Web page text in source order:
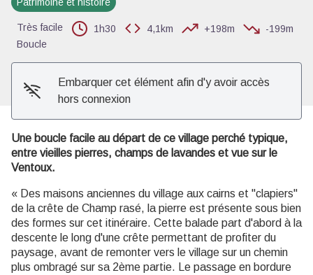
Très facile 1h30 4,1km +198m
-199m
Boucle
Embarquer cet élément afin d'y avoir accès
hors connexion
Une boucle facile au départ de ce village perché typique,
entre vieilles pierres, champs de lavandes et vue sur le
Ventoux.
« Des maisons anciennes du village aux cairns et "clapiers"
de la crête de Champ rasé, la pierre est présente sous bien
des formes sur cet itinéraire. Cette balade part d'abord à la
descente le long d'une crête permettant de profiter du
paysage, avant de remonter vers le village sur un chemin
plus ombragé sur sa 2ème partie. Le passage en bordure